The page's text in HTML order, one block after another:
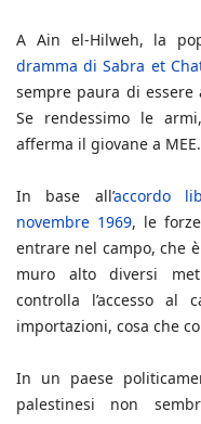
A Ain el-Hilweh, la
dramma di Sabra et
sempre paura di
Se rendessimo le
afferma il giovane a MEE.
In base all’accordo
novembre 1969, le
entrare nel campo, che
muro alto diversi
controlla l’accesso al
importazioni, cosa che
In un paese
palestinesi non